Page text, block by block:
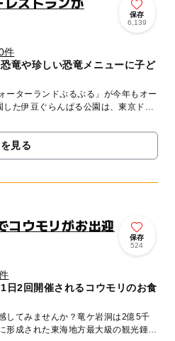
保存
6,139
件
竜や珍しい恐竜メニューに子ど
ーターランドぷるぷる」が今年もオー
見る
コウモリがお出迎
保存
524
日2回開催されるコウモリのお食
してみませんか？竜ケ岩洞は2億5千
形成された東海地方最大級の観光鍾乳